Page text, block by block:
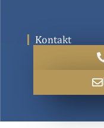
Kontakt